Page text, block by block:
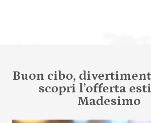
Buon cibo,
scopri l’offerta
Madesimo